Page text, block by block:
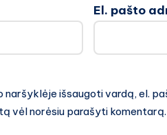
El. pašto
naršyklėje išsaugoti vardą, el.
vėl norėsiu parašyti komentarą.